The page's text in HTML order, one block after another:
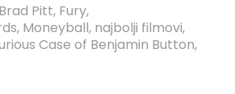
Brad Pitt, Fury,
, Moneyball, najbolji filmovi,
Case of Benjamin Button,